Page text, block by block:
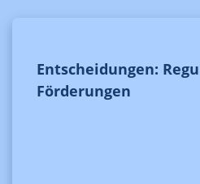
Entscheidungen:
Förderungen